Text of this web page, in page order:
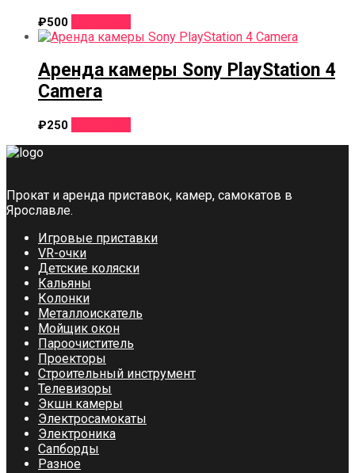
₽500
Аренда камеры Sony PlayStation 4
Camera
₽250
Прокат и аренда приставок, камер, самокатов в
Ярославле.
Игровые приставки
VR-очки
Детские коляски
Кальяны
Колонки
Металлоискатель
Мойщик окон
Пароочиститель
Проекторы
Строительный инструмент
Телевизоры
Экшн камеры
Электросамокаты
Электроника
Сапборды
Разное